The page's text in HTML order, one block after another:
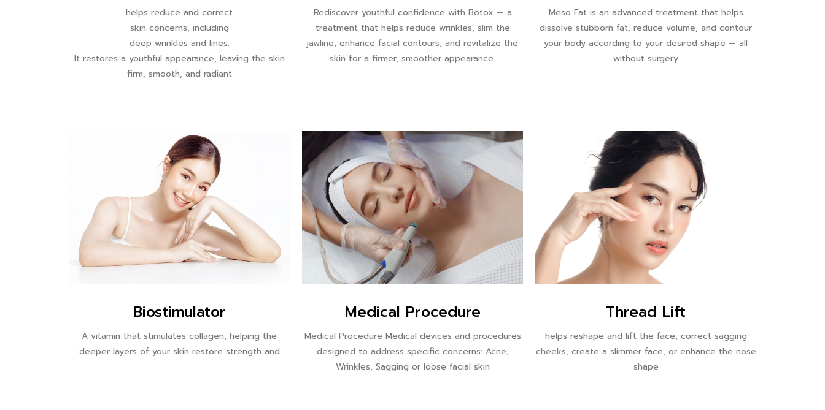
helps reduce and correct
skin concerns, including
deep wrinkles and lines.
It restores a youthful appearance, leaving the skin
firm, smooth, and radiant
Rediscover youthful confidence with Botox — a
treatment that helps reduce wrinkles, slim the
jawline, enhance facial contours, and revitalize the
skin for a firmer, smoother appearance.
Meso Fat is an advanced treatment that helps
dissolve stubborn fat, reduce volume, and contour
your body according to your desired shape — all
without surgery
Biostimulator
A vitamin that stimulates collagen, helping the
deeper layers of your skin restore strength and
Medical Procedure
Medical Procedure Medical devices and procedures
designed to address specific concerns: Acne,
Wrinkles, Sagging or loose facial skin
Thread Lift
helps reshape and lift the face, correct sagging
cheeks, create a slimmer face, or enhance the nose
shape